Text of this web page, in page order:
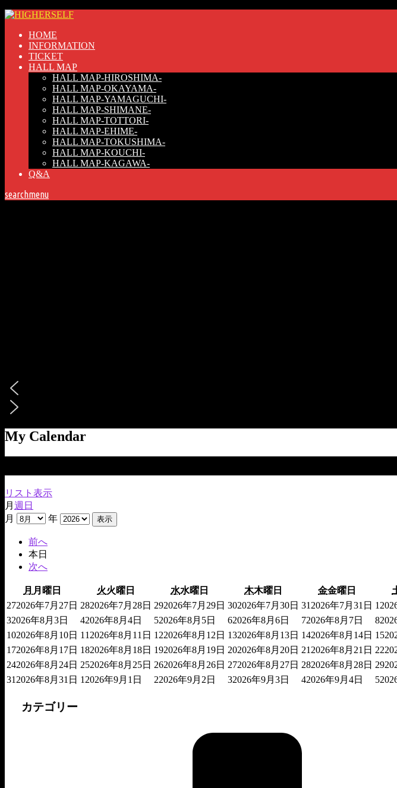
HOME
INFORMATION
TICKET
HALL MAP
HALL MAP-HIROSHIMA-
HALL MAP-OKAYAMA-
HALL MAP-YAMAGUCHI-
HALL MAP-SHIMANE-
HALL MAP-TOTTORI-
HALL MAP-EHIME-
HALL MAP-TOKUSHIMA-
HALL MAP-KOUCHI-
HALL MAP-KAGAWA-
Q&A
searchmenu
My Calendar
リスト 表示
月 週 日
月
年
前へ
本日
次へ
月 月曜日 火火曜日 水水曜日 木木曜日 金金曜日
272026年7月27日 282026年7月28日 292026年7月29日 302026年7月30日 31 2026年7月31日 1
32026年8月3日 42026年8月4日 52026年8月5日 62026年8月6日 72026年8月7日 8
102026年8月10日 11 2026年8月11日 122026年8月12日 132026年8月13日 142026年8月14日 15
172026年8月17日 182026年8月18日 192026年8月19日 202026年8月20日 21 2026年8月21日 22
242026年8月24日 252026年8月25日 262026年8月26日 272026年8月27日 282026年8月28日 29
31 2026年8月31日 1 2026年9月1日 22026年9月2日 32026年9月3日 42026年9月4日 5
カテゴリー